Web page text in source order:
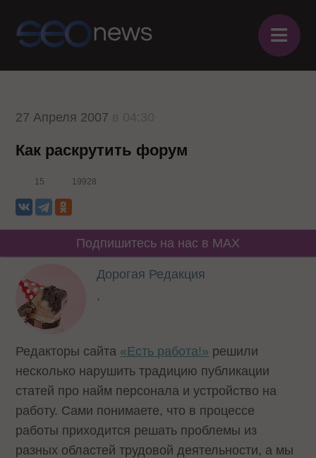
≡
27 Апреля 2007
Как раскрутить форум
15 19928
Подпишитесь на нас в MAX
Дорогая Редакция
,
Редакторы сайта «Есть работа!» решили
несколько нарушить традицию публикации
статей про найм персонала и устройство на
работу. Сами понимаете, что в процессе
работы приходится решать проблемы из
разных областей трудовой деятельности, а мы